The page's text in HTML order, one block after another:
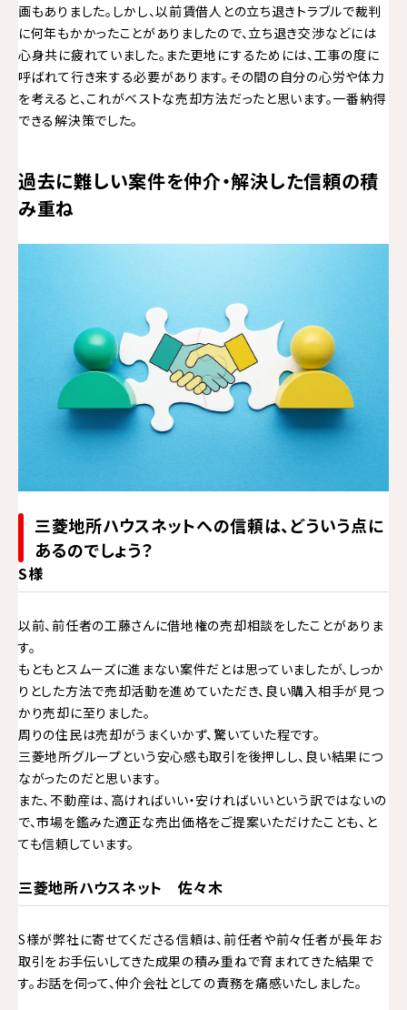
画もありました。しかし、以前賃借人との立ち退きトラブルで裁判
に何年もかかったことがありましたので、立ち退き交渉などには
心身共に疲れていました。また更地にするためには、工事の度に
呼ばれて行き来する必要があります。その間の自分の心労や体力
を考えると、これがベストな売却方法だったと思います。一番納得
できる解決策でした。
過去に難しい案件を仲介・解決した信頼の積
み重ね
三菱地所ハウスネットへの信頼は、どういう点に
あるのでしょう？
S様
以前、前任者の工藤さんに借地権の売却相談をしたことがありま
す。
もともとスムーズに進まない案件だとは思っていましたが、しっか
りとした方法で売却活動を進めていただき、良い購入相手が見つ
かり売却に至りました。
周りの住民は売却がうまくいかず、驚いていた程です。
三菱地所グループという安心感も取引を後押しし、良い結果につ
ながったのだと思います。
また、不動産は、高ければいい・安ければいいという訳ではないの
で、市場を鑑みた適正な売出価格をご提案いただけたことも、と
ても信頼しています。
三菱地所ハウスネット 佐々木
S様が弊社に寄せてくださる信頼は、前任者や前々任者が長年お
取引をお手伝いしてきた成果の積み重ねで育まれてきた結果で
す。お話を伺って、仲介会社としての責務を痛感いたしました。